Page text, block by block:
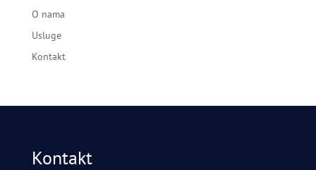
O nama
Usluge
Kontakt
Kontakt